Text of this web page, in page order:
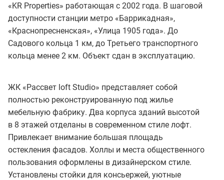
«KR Properties» работающая с 2002 года. В шаговой
доступности станции метро «Баррикадная»,
«Краснопресненская», «Улица 1905 года». До
Садового кольца 1 км, до Третьего транспортного
кольца менее 2 км. Объект сдан в эксплуатацию.
ЖК «Рассвет loft Studio» представляет собой
полностью реконструированную под жилье
мебельную фабрику. Два корпуса зданий высотой
в 8 этажей отделаны в современном стиле лофт.
Привлекает внимание большая площадь
остекления фасадов. Холлы и места общественного
пользования оформлены в дизайнерском стиле.
Установлены стойки для консьержей, уютные